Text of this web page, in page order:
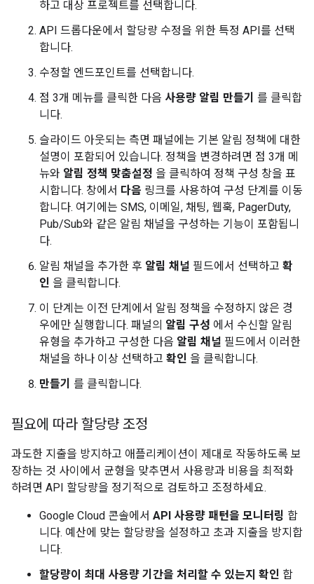
하고 대상 프로젝트를 선택합니다.
API 드롭다운에서 할당량 수정을 위한 특정 API를 선택
합니다.
수정할 엔드포인트를 선택합니다.
점 3개 메뉴를 클릭한 다음 사용량 알림 만들기 를 클릭합
니다.
슬라이드 아웃되는 측면 패널에는 기본 알림 정책에 대한
설명이 포함되어 있습니다. 정책을 변경하려면 점 3개 메
뉴와 알림 정책 맞춤설정 을 클릭하여 정책 구성 창을 표
시합니다. 창에서 다음 링크를 사용하여 구성 단계를 이동
합니다. 여기에는 SMS, 이메일, 채팅, 웹훅, PagerDuty,
Pub/Sub와 같은 알림 채널을 구성하는 기능이 포함됩니
다.
알림 채널을 추가한 후 알림 채널 필드에서 선택하고 확
인 을 클릭합니다.
이 단계는 이전 단계에서 알림 정책을 수정하지 않은 경
우에만 실행합니다. 패널의 알림 구성 에서 수신할 알림
유형을 추가하고 구성한 다음 알림 채널 필드에서 이러한
채널을 하나 이상 선택하고 확인 을 클릭합니다.
만들기 를 클릭합니다.
필요에 따라 할당량 조정
과도한 지출을 방지하고 애플리케이션이 제대로 작동하도록 보
장하는 것 사이에서 균형을 맞추면서 사용량과 비용을 최적화
하려면 API 할당량을 정기적으로 검토하고 조정하세요.
Google Cloud 콘솔에서 API 사용량 패턴을 모니터링 합
니다. 예산에 맞는 할당량을 설정하고 초과 지출을 방지합
니다.
할당량이 최대 사용량 기간을 처리할 수 있는지 확인 합